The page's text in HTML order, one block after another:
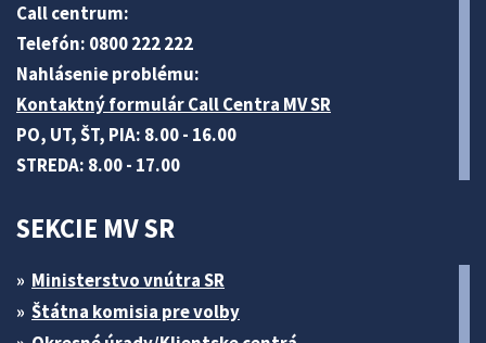
Call centrum:
Telefón: 0800 222 222
Nahlásenie problému:
Kontaktný formulár Call Centra MV SR
PO, UT, ŠT, PIA: 8.00 - 16.00
STREDA: 8.00 - 17.00
SEKCIE MV SR
Ministerstvo vnútra SR
Štátna komisia pre volby